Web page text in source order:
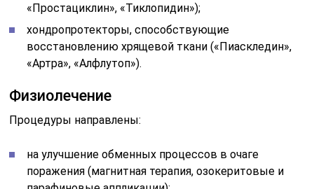
«Простациклин», «Тиклопидин»);
хондропротекторы, способствующие
восстановлению хрящевой ткани («Пиаскледин»,
«Артра», «Алфлутоп»).
Физиолечение
Процедуры направлены:
на улучшение обменных процессов в очаге
поражения (магнитная терапия, озокеритовые и